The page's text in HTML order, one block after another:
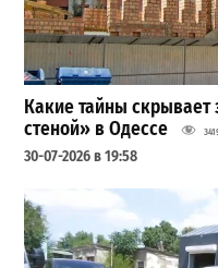
Какие тайны
стеной» в Одессе
30-07-2026 в 19:58